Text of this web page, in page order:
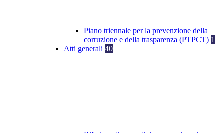
Piano triennale per la prevenzione della
corruzione e della trasparenza (PTPCT) 1
Atti generali 40